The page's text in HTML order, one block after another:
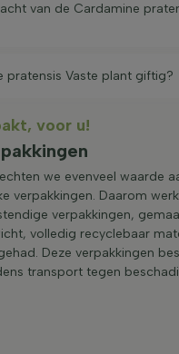
van de Cardamine
pratensis Vaste plant giftig?
voor u!
we evenveel waarde
verpakkingen. Daarom
verpakkingen,
volledig recyclebaar
Deze verpakkingen
transport tegen